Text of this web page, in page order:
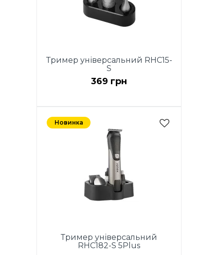
Тример універсальний RHC15-
S
369 грн
Новинка
Тример універсальний
RHC182-S 5Plus